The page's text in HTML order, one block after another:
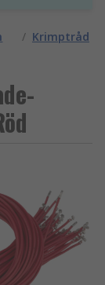
/ Krimptråd